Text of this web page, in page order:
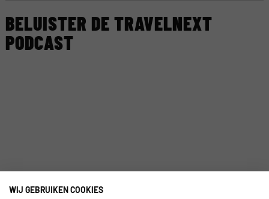
BELUISTER DE TRAVELNEXT
PODCAST
WIJ GEBRUIKEN COOKIES